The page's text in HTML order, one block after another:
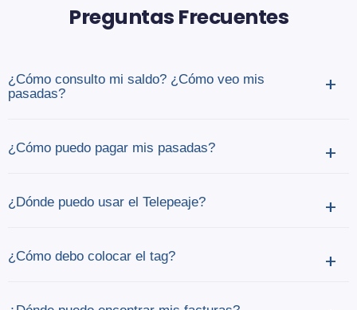
Preguntas Frecuentes
¿Cómo consulto mi saldo? ¿Cómo veo mis
pasadas?
+
¿Cómo puedo pagar mis pasadas? +
¿Dónde puedo usar el Telepeaje? +
¿Cómo debo colocar el tag? +